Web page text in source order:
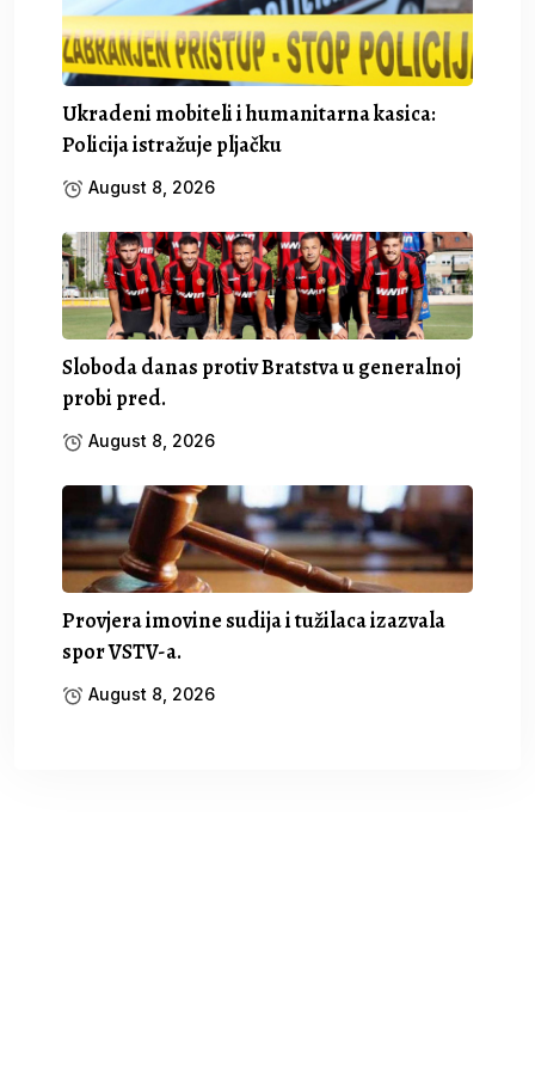
Ukradeni mobiteli i humanitarna kasica:
Policija istražuje pljačku
August 8, 2026
Sloboda danas protiv Bratstva u generalnoj
probi pred.
August 8, 2026
Provjera imovine sudija i tužilaca izazvala
spor VSTV-a.
August 8, 2026